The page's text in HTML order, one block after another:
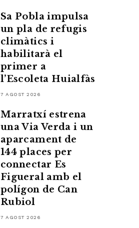
Sa Pobla impulsa
un pla de refugis
climàtics i
habilitarà el
primer a
l’Escoleta Huialfàs
7 AGOST 2026
Marratxí estrena
una Via Verda i un
aparcament de
144 places per
connectar Es
Figueral amb el
polígon de Can
Rubiol
7 AGOST 2026